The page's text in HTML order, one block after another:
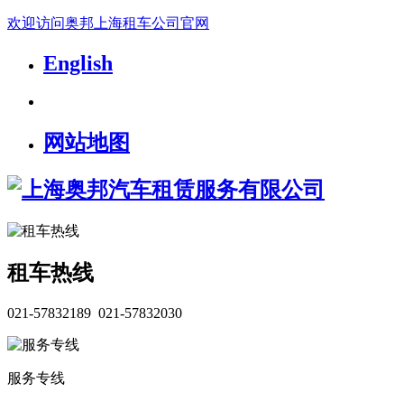
欢迎访问奥邦上海租车公司官网
English
网站地图
租车热线
021-57832189 021-57832030
服务专线